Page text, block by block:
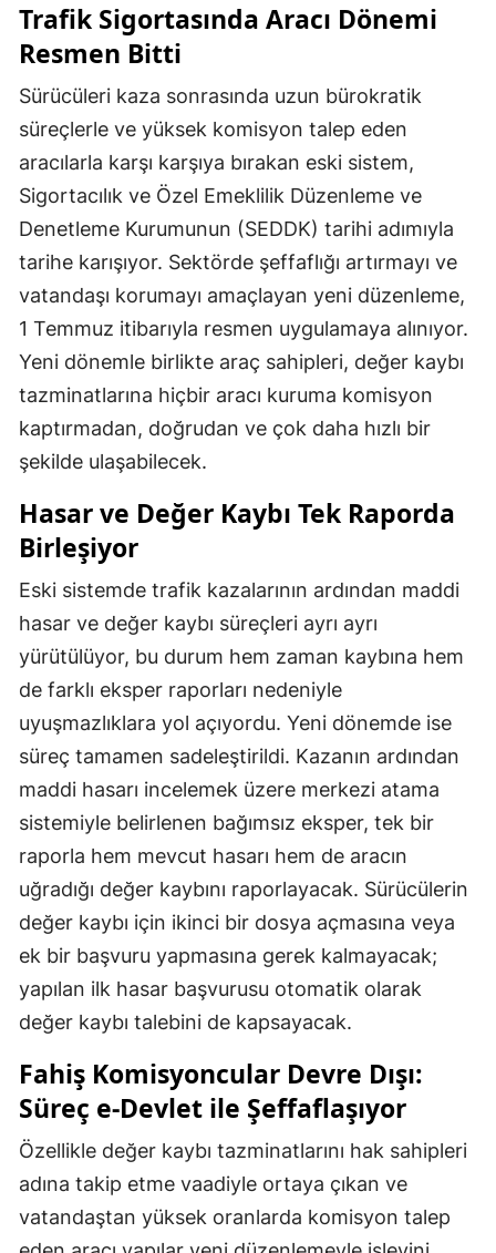
Trafik Sigortasında Aracı Dönemi
Resmen Bitti
Sürücüleri kaza sonrasında uzun bürokratik
süreçlerle ve yüksek komisyon talep eden
aracılarla karşı karşıya bırakan eski sistem,
Sigortacılık ve Özel Emeklilik Düzenleme ve
Denetleme Kurumunun (SEDDK) tarihi adımıyla
tarihe karışıyor. Sektörde şeffaflığı artırmayı ve
vatandaşı korumayı amaçlayan yeni düzenleme,
1 Temmuz itibarıyla resmen uygulamaya alınıyor.
Yeni dönemle birlikte araç sahipleri, değer kaybı
tazminatlarına hiçbir aracı kuruma komisyon
kaptırmadan, doğrudan ve çok daha hızlı bir
şekilde ulaşabilecek.
Hasar ve Değer Kaybı Tek Raporda
Birleşiyor
Eski sistemde trafik kazalarının ardından maddi
hasar ve değer kaybı süreçleri ayrı ayrı
yürütülüyor, bu durum hem zaman kaybına hem
de farklı eksper raporları nedeniyle
uyuşmazlıklara yol açıyordu. Yeni dönemde ise
süreç tamamen sadeleştirildi. Kazanın ardından
maddi hasarı incelemek üzere merkezi atama
sistemiyle belirlenen bağımsız eksper, tek bir
raporla hem mevcut hasarı hem de aracın
uğradığı değer kaybını raporlayacak. Sürücülerin
değer kaybı için ikinci bir dosya açmasına veya
ek bir başvuru yapmasına gerek kalmayacak;
yapılan ilk hasar başvurusu otomatik olarak
değer kaybı talebini de kapsayacak.
Fahiş Komisyoncular Devre Dışı:
Süreç e-Devlet ile Şeffaflaşıyor
Özellikle değer kaybı tazminatlarını hak sahipleri
adına takip etme vaadiyle ortaya çıkan ve
vatandaştan yüksek oranlarda komisyon talep